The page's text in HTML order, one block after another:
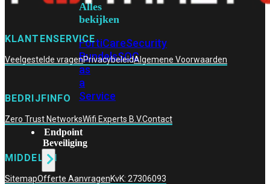
Alles
bekijken
FortiCareSecurity
BundelsSOC
as
a
Service
Endpoint
Beveiliging
KLANTENSERVICE
Veelgestelde vragenPrivacybeleidAlgemene Voorwaarden
BEDRIJFINFO
Zero Trust NetworksWifi Experts B.V.Contact
MIDDELEN
SitemapOfferte AanvragenKvK: 27306093